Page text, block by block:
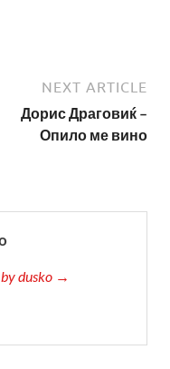
NEXT ARTICLE
Дорис Драговиќ –
Опило ме вино
dusko →